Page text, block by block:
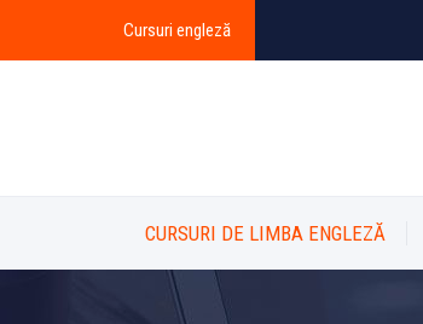
Cursuri engleză
CURSURI DE LIMBA ENGLEZĂ